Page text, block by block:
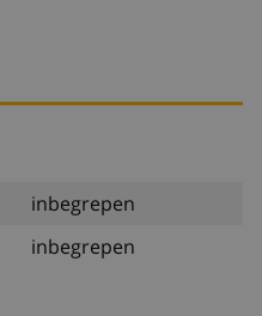
inbegrepen
inbegrepen